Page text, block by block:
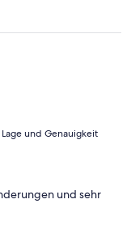
und Genauigkeit
und sehr